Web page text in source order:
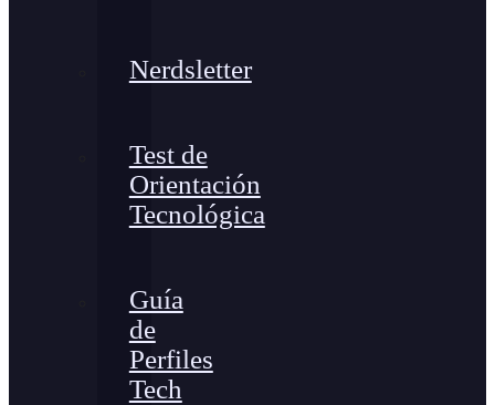
Nerdsletter
Test de
Orientación
Tecnológica
Guía
de
Perfiles
Tech